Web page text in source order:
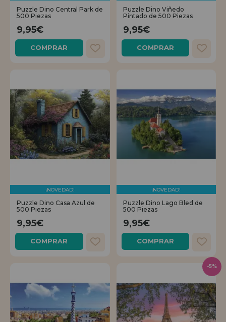
Puzzle Dino Central Park de
500 Piezas
9,95€
COMPRAR
Puzzle Dino Viñedo
Pintado de 500 Piezas
9,95€
COMPRAR
¡NOVEDAD!
Puzzle Dino Casa Azul de
500 Piezas
9,95€
COMPRAR
¡NOVEDAD!
Puzzle Dino Lago Bled de
500 Piezas
9,95€
COMPRAR
-5%